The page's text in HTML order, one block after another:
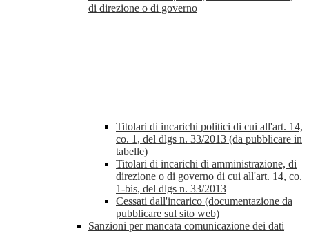
di direzione o di governo
Titolari di incarichi politici di cui all'art. 14,
co. 1, del dlgs n. 33/2013 (da pubblicare in
tabelle)
Titolari di incarichi di amministrazione, di
direzione o di governo di cui all'art. 14, co.
1-bis, del dlgs n. 33/2013
Cessati dall'incarico (documentazione da
pubblicare sul sito web)
Sanzioni per mancata comunicazione dei dati